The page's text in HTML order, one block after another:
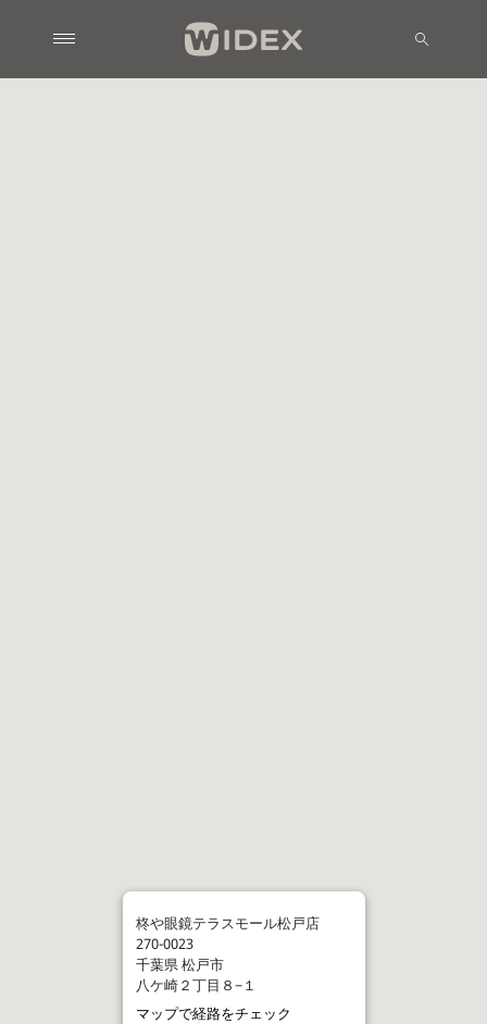
柊や眼鏡テラスモール松戸店
270-0023
千葉県松戸市
八ケ崎２丁目８−１
マップで経路をチェック